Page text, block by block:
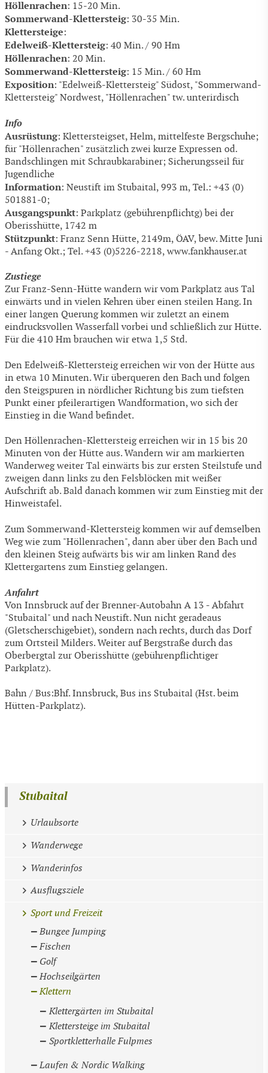
Höllenrachen: 15-20 Min.
Sommerwand-Klettersteig: 30-35 Min.
Klettersteige:
Edelweiß-Klettersteig: 40 Min. / 90 Hm
Höllenrachen: 20 Min.
Sommerwand-Klettersteig: 15 Min. / 60 Hm
Exposition: "Edelweiß-Klettersteig" Süd­ost, "Sommerwand-
Klettersteig" Nord­west, "Höllenrachen" tw. unterirdisch
Info
Ausrüstung: Klettersteigset, Helm, mittelfeste Bergschuhe;
für "Höllenrachen" zusätzlich zwei kurze Expressen od.
Bandschlingen mit Schraubkarabiner; Sicherungsseil für
Jugendliche
Information: Neustift im Stubaital, 993 m, Tel.: +43 (0)
501881-0;
Ausgangspunkt: Parkplatz (gebührenpflichtg) bei der
Oberisshütte, 1742 m
Stützpunkt: Franz Senn Hütte, 2149m, ÖAV, bew. Mitte Juni
- Anfang Okt.; Tel. +43 (0)5226-2218, www.fankhauser.at
Zustiege
Zur Franz-Senn-Hütte wandern wir vom Parkplatz aus Tal
einwärts und in vielen Kehren über einen steilen Hang. In
einer langen Querung kommen wir zuletzt an einem
eindrucksvollen Wasserfall vorbei und schließlich zur Hütte.
Für die 410 Hm brauchen wir etwa 1,5 Std.
Den Edelweiß-Klettersteig erreichen wir von der Hütte aus
in etwa 10 Minuten. Wir überqueren den Bach und folgen
den Steigspuren in nördlicher Richtung bis zum tiefsten
Punkt einer pfeilerartigen Wandformation, wo sich der
Einstieg in die Wand befindet.
Den Höllenrachen-Klettersteig erreichen wir in 15 bis 20
Minuten von der Hütte aus. Wandern wir am markierten
Wanderweg weiter Tal einwärts bis zur ersten Steilstufe und
zweigen dann links zu den Felsblöcken mit weißer
Aufschrift ab. Bald danach kommen wir zum Einstieg mit der
Hinweistafel.
Zum Sommerwand-Klettersteig kommen wir auf demselben
Weg wie zum "Höllenrachen", dann aber über den Bach und
den kleinen Steig aufwärts bis wir am linken Rand des
Klettergartens zum Einstieg gelangen.
Anfahrt
Von Innsbruck auf der Brenner-Autobahn A 13 - Abfahrt
"Stubaital" und nach Neustift. Nun nicht geradeaus
(Gletscherschigebiet), sondern nach rechts, durch das Dorf
zum Ortsteil Milders. Weiter auf Bergstraße durch das
Oberbergtal zur Oberisshütte (gebührenpflichtiger
Parkplatz).
Bahn / Bus:Bhf. Innsbruck, Bus ins Stubaital (Hst. beim
Hütten-Parkplatz).
Stubaital
Urlaubsorte
Wanderwege
Wanderinfos
Ausflugsziele
Sport und Freizeit
Bungee Jumping
Fischen
Golf
Hochseilgärten
Klettern
Klettergärten im Stubaital
Klettersteige im Stubaital
Sportkletterhalle Fulpmes
Laufen & Nordic Walking